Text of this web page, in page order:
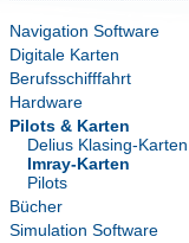
Navigation Software
Digitale Karten
Berufsschifffahrt
Hardware
Pilots & Karten
Delius Klasing-Karten
Imray-Karten
Pilots
Bücher
Simulation Software